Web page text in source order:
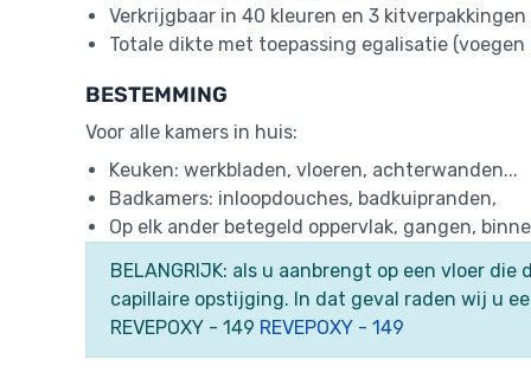
Verkrijgbaar in 40 kleuren en 3 kitverpakkingen
Totale dikte met toepassing egalisatie
BESTEMMING
Voor alle kamers in huis:
Keuken: werkbladen, vloeren, achterwanden...
Badkamers: inloopdouches, badkuipranden,
Op elk ander betegeld oppervlak, gangen,
BELANGRIJK: als u aanbrengt op een vloer
capillaire opstijging. In dat geval raden wij u
REVEPOXY - 149 REVEPOXY - 149